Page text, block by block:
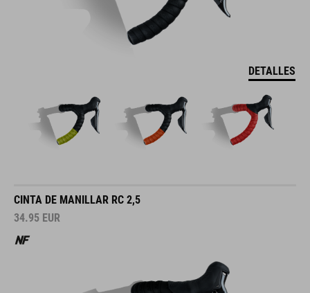
DETALLES
CINTA DE MANILLAR RC 2,5
34.95 EUR